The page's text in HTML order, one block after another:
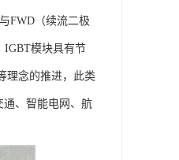
FWD（续流二极
IGBT模块具有节
理念的推进，此类
通、智能电网、航